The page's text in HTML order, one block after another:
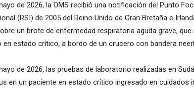
de 2026, la OMS recibió una notificación del Punto
(RSI) de 2005 del Reino Unido de Gran Bretaña e
un brote de enfermedad respiratoria aguda grave,
en estado crítico, a bordo de un crucero con bandera
de 2026, las pruebas de laboratorio realizadas en
en un paciente en estado crítico ingresado en cuidados